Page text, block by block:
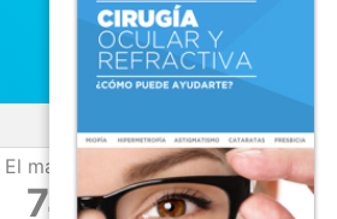
SIN LISTAS DE ESPERA
Vas al médico cuando lo
El más barato
74 €